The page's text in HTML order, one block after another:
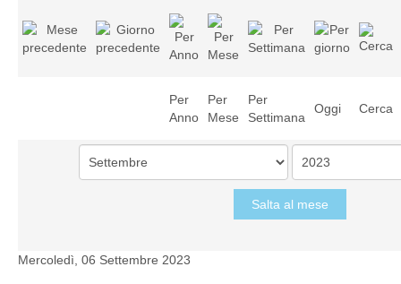
Per
Anno
Per
Mese
Per
Settimana
Oggi Cerca
Salta al mese
Mercoledì, 06 Settembre 2023